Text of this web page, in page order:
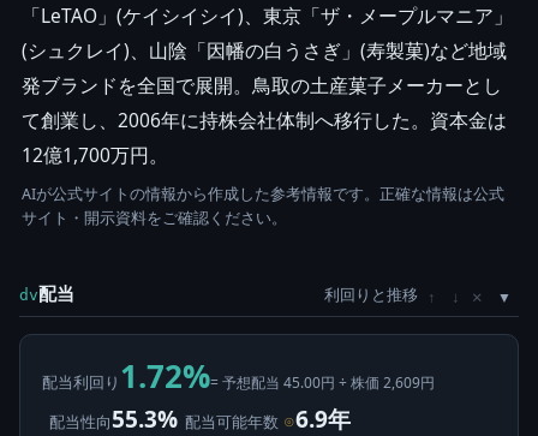
「LeTAO」(ケイシイシイ)、東京「ザ・メープルマニア」
(シュクレイ)、山陰「因幡の白うさぎ」(寿製菓)など地域
発ブランドを全国で展開。鳥取の土産菓子メーカーとし
て創業し、2006年に持株会社体制へ移行した。資本金は
12億1,700万円。
AIが公式サイトの情報から作成した参考情報です。正確な情報は公式
サイト・開示資料をご確認ください。
dv配当 利回りと推移 ↑ ↓ ×
配当利回り 1.72%= 予想配当 45.00円 ÷ 株価 2,609円
配当性向55.3% 配当可能年数 ⊙6.9年